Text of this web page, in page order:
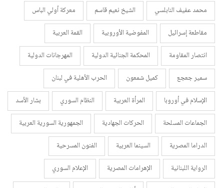
محمد عفيف النابلسي
الشيخ نعيم قاسم
معركة أولي الباس
مقاطعة إسرائيل
المفوضية الأوروبية
القمة العربية
انتصار المقاومة
المحكمة الجنائية الدولية
المهرجانات الدولية
سمير جعجع
كميل شمعون
الحرب الأهلية في لبنان
الإسلام في أوروبا
المرأة العربية النظام السوري
بشار الأسد
الجماعات المسلحة
الحركات الجهادية
الجمهورية السورية العربية
الدراما المصرية
السينما العربية
الفنون المسرحية
الرواية اللبنانية
الإهرامات المصرية
الإعلام السوري